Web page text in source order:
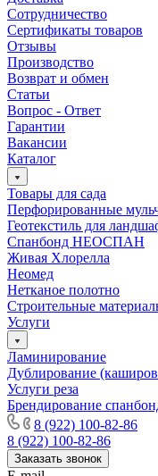
Сотрудничество
Сертификаты товаров
Отзывы
Производство
Возврат и обмен
Статьи
Вопрос - Ответ
Гарантии
Вакансии
Каталог
Товары для сада
Перфорированные
Геотекстиль для
Спанбонд НЕОСПАН
Живая Хлорелла
Нeомед
Нетканое полотно
Строительные
Услуги
Ламинирование
Дублирование
Услуги реза
Брендирование
8 (922) 100-82-86
8 (922) 100-82-86
Заказать звонок